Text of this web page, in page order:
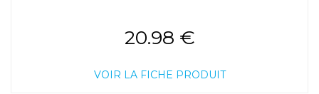
20.98 €
VOIR LA FICHE PRODUIT